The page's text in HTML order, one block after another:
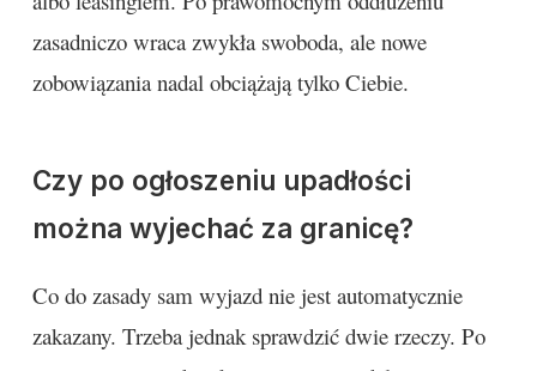
zasadniczo wraca zwykła swoboda, ale nowe
zobowiązania nadal obciążają tylko Ciebie.
Czy po ogłoszeniu upadłości
można wyjechać za granicę?
Co do zasady sam wyjazd nie jest automatycznie
zakazany. Trzeba jednak sprawdzić dwie rzeczy. Po